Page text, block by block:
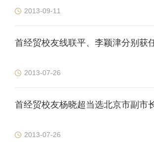
2013-09-11
首经贸校友线联平、李颖津分别获
2013-07-26
首经贸校友杨晓超当选北京市副市
2013-07-26